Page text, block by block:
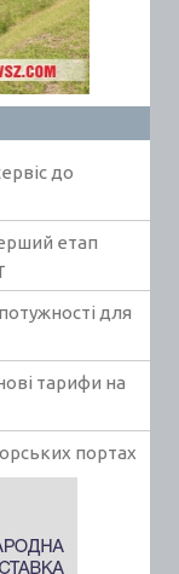
до
етап
для
тарифи на
портах